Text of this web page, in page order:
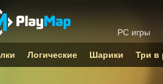
PC игры
Логические Шарики Три в